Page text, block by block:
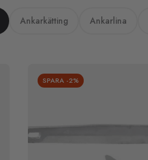
Ankarkätting Ankarlina
SPARA -2%